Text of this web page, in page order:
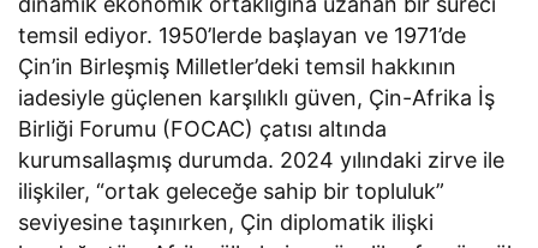
temsil ediyor. 1950’lerde başlayan ve 1971’de
Çin’in Birleşmiş Milletler’deki temsil hakkının
iadesiyle güçlenen karşılıklı güven, Çin-Afrika İş
Birliği Forumu (FOCAC) çatısı altında
kurumsallaşmış durumda. 2024 yılındaki zirve ile
ilişkiler, “ortak geleceğe sahip bir topluluk”
seviyesine taşınırken, Çin diplomatik ilişki